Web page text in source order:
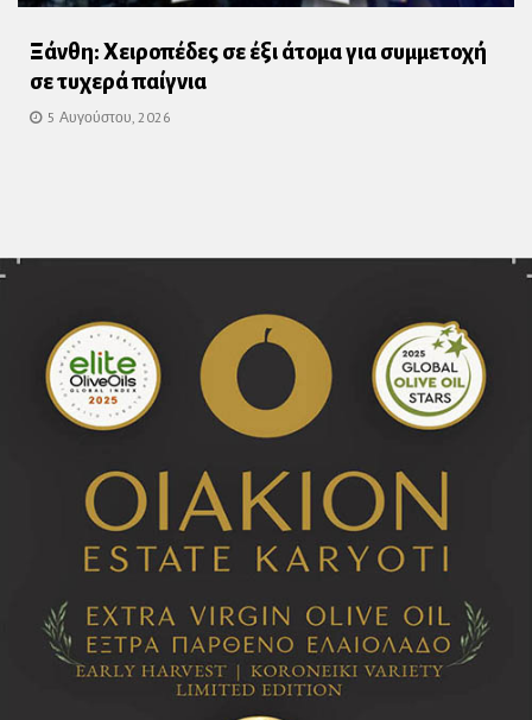
Ξάνθη: Χειροπέδες σε έξι άτομα για συμμετοχή
σε τυχερά παίγνια
5 Αυγούστου, 2026